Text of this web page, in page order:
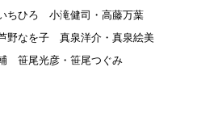
ちひろ 小滝健司・高藤万葉
なを子 真泉洋介・真泉絵美
笹尾光彦・笹尾つぐみ